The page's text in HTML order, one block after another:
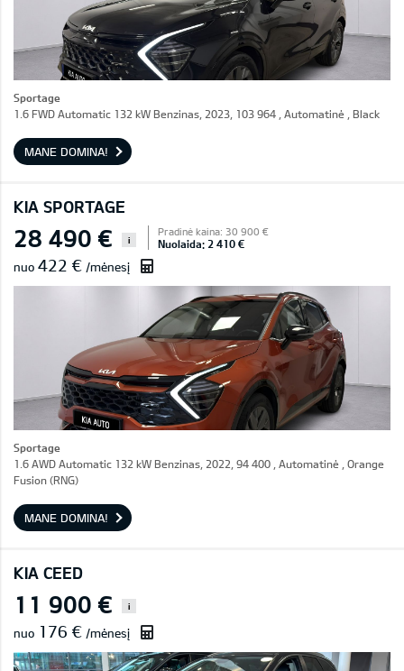
Sportage
1.6 FWD Automatic 132 kW Benzinas, 2023, 103 964 , Automatinė , Black
MANE DOMINA!
KIA SPORTAGE
28 490 € i
Pradinė kaina: 30 900 €
Nuolaida: 2 410 €
nuo 422 € /mėnesį
Sportage
1.6 AWD Automatic 132 kW Benzinas, 2022, 94 400 , Automatinė , Orange
Fusion (RNG)
MANE DOMINA!
KIA CEED
11 900 € i
nuo 176 € /mėnesį